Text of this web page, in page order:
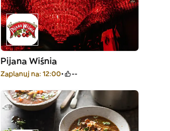
Pijana Wiśnia
Zaplanuj na: 12:00 --